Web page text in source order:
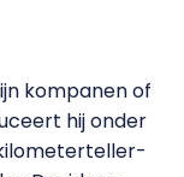
kompanen of
hij onder